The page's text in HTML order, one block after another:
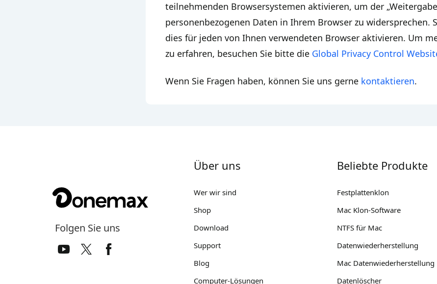
teilnehmenden Browsersystemen aktivieren, um der
personenbezogenen Daten in Ihrem Browser zu widersprechen.
dies für jeden von Ihnen verwendeten Browser aktivieren. Um
zu erfahren, besuchen Sie bitte die Global Privacy Control
Wenn Sie Fragen haben, können Sie uns gerne kontaktieren.
Folgen Sie uns
Über uns
Wer wir sind
Shop
Download
Support
Blog
Computer-Lösungen
Beliebte Produkte
Festplattenklon
Mac Klon-Software
NTFS für Mac
Datenwiederherstellung
Mac Datenwiederherstellung
Datenlöscher